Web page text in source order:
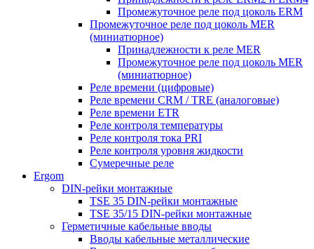
Промежуточное реле под цоколь ERM
Промежуточное реле под цоколь MER
(миниатюрное)
Принадлежности к реле MER
Промежуточное реле под цоколь MER
(миниатюрное)
Реле времени (цифровые)
Реле времени CRM / TRE (аналоговые)
Реле времени ETR
Реле контроля температуры
Реле контроля тока PRI
Реле контроля уровня жидкости
Сумеречные реле
Ergom
DIN-рейки монтажные
TSE 35 DIN-рейки монтажные
TSE 35/15 DIN-рейки монтажные
Герметичные кабельные вводы
Вводы кабельные металлические